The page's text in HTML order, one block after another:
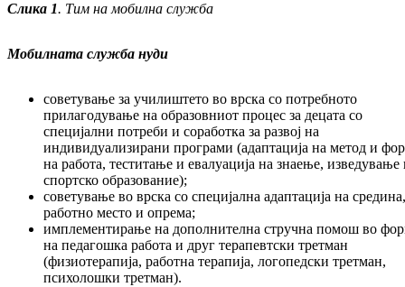
Слика 1. Тим на мобилна служба
Мобилната служба нуди
советување за училиштето во врска со потребното
прилагодување на образовниот процес за децата со
специјални потреби и соработка за развој на
индивидуализирани програми (адаптација на метод и
на работа, теститање и евалуација на знаење, изведување
спортско образование);
советување во врска со специјална адаптација на средина,
работно место и опрема;
имплементирање на дополнителна стручна помош во
на педагошка работа и друг терапевтски третман
(физиотерапија, работна терапија, логопедски третман,
психолошки третман).